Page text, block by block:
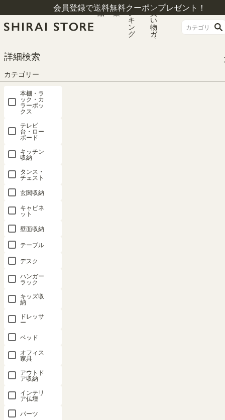
会員登録で送料無料クーポンプレゼント！
商
品
特
集
ラ
ン
キ
ン
グ
お
買
い
物
ガ
イ
詳細検索
カテゴリー
本棚・ラ
ック・カ
ラーボッ
クス
テレビ
台・ロー
ボード
キッチン
収納
タンス・
チェスト
玄関収納
キャビネ
ット
壁面収納
テーブル
デスク
ハンガー
ラック
キッズ収
納
ドレッサ
ー
ベッド
オフィス
家具
アウトド
ア収納
インテリ
ア仏壇
パーツ
HOME シリーズ一覧
追加移動棚 LGE ナチュラルブラウン 棚取付金具付 マス目ラック 飾り棚 本棚
シェルフ レジェルノ LGE-T40NA